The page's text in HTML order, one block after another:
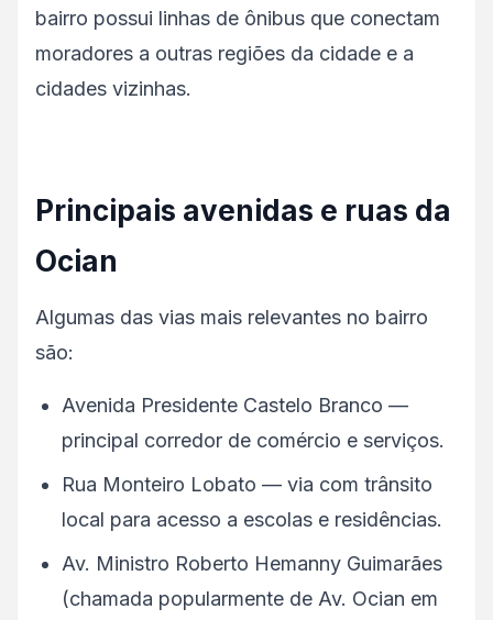
bairro possui linhas de ônibus que conectam
moradores a outras regiões da cidade e a
cidades vizinhas.
Principais avenidas e ruas da
Ocian
Algumas das vias mais relevantes no bairro
são:
Avenida Presidente Castelo Branco —
principal corredor de comércio e serviços.
Rua Monteiro Lobato — via com trânsito
local para acesso a escolas e residências.
Av. Ministro Roberto Hemanny Guimarães
(chamada popularmente de Av. Ocian em